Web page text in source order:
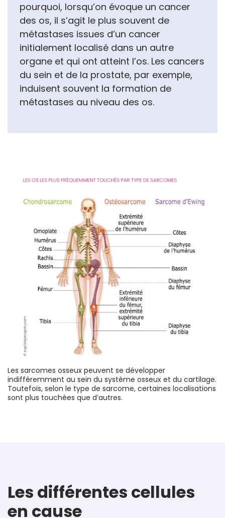
pourquoi, lorsqu’on évoque un cancer
des os, il s’agit le plus souvent de
métastases issues d’un cancer
initialement localisé dans un autre
organe et qui ont atteint l’os. Les cancers
du sein et de la prostate, par exemple,
induisent souvent la formation de
métastases au niveau des os.
Les sarcomes osseux peuvent se développer
indifféremment au sein du système osseux et du cartilage.
Toutefois, selon le type de sarcome, certaines localisations
sont plus touchées que d’autres.
Les différentes cellules
en cause